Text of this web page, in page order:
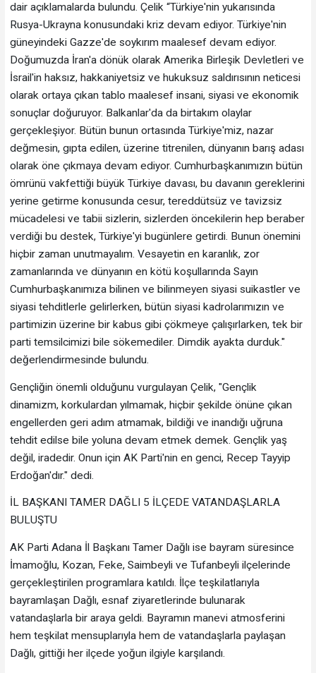
dair açıklamalarda bulundu. Çelik “Türkiye'nin yukarısında
Rusya-Ukrayna konusundaki kriz devam ediyor. Türkiye'nin
güneyindeki Gazze'de soykırım maalesef devam ediyor.
Doğumuzda İran'a dönük olarak Amerika Birleşik Devletleri ve
İsrail'in haksız, hakkaniyetsiz ve hukuksuz saldırısının neticesi
olarak ortaya çıkan tablo maalesef insani, siyasi ve ekonomik
sonuçlar doğuruyor. Balkanlar'da da birtakım olaylar
gerçekleşiyor. Bütün bunun ortasında Türkiye'miz, nazar
değmesin, gıpta edilen, üzerine titrenilen, dünyanın barış adası
olarak öne çıkmaya devam ediyor. Cumhurbaşkanımızın bütün
ömrünü vakfettiği büyük Türkiye davası, bu davanın gereklerini
yerine getirme konusunda cesur, tereddütsüz ve tavizsiz
mücadelesi ve tabii sizlerin, sizlerden öncekilerin hep beraber
verdiği bu destek, Türkiye'yi bugünlere getirdi. Bunun önemini
hiçbir zaman unutmayalım. Vesayetin en karanlık, zor
zamanlarında ve dünyanın en kötü koşullarında Sayın
Cumhurbaşkanımıza bilinen ve bilinmeyen siyasi suikastler ve
siyasi tehditlerle gelirlerken, bütün siyasi kadrolarımızın ve
partimizin üzerine bir kabus gibi çökmeye çalışırlarken, tek bir
parti temsilcimizi bile sökemediler. Dimdik ayakta durduk."
değerlendirmesinde bulundu.
Gençliğin önemli olduğunu vurgulayan Çelik, "Gençlik
dinamizm, korkulardan yılmamak, hiçbir şekilde önüne çıkan
engellerden geri adım atmamak, bildiği ve inandığı uğruna
tehdit edilse bile yoluna devam etmek demek. Gençlik yaş
değil, iradedir. Onun için AK Parti'nin en genci, Recep Tayyip
Erdoğan'dır." dedi.
İL BAŞKANI TAMER DAĞLI 5 İLÇEDE VATANDAŞLARLA
BULUŞTU
AK Parti Adana İl Başkanı Tamer Dağlı ise bayram süresince
İmamoğlu, Kozan, Feke, Saimbeyli ve Tufanbeyli ilçelerinde
gerçekleştirilen programlara katıldı. İlçe teşkilatlarıyla
bayramlaşan Dağlı, esnaf ziyaretlerinde bulunarak
vatandaşlarla bir araya geldi. Bayramın manevi atmosferini
hem teşkilat mensuplarıyla hem de vatandaşlarla paylaşan
Dağlı, gittiği her ilçede yoğun ilgiyle karşılandı.